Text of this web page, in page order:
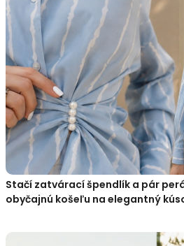
Stačí zatvárací špendlík a pár
obyčajnú košeľu na elegantný